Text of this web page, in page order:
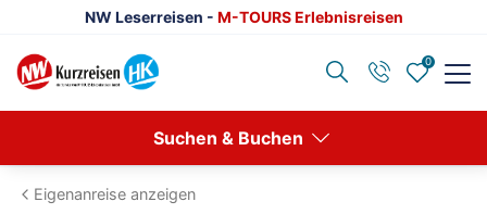
NW Leserreisen - M-TOURS Erlebnisreisen
0
Suchen & Buchen
Reisethemen anzeigen
Eigenanreise anzeigen